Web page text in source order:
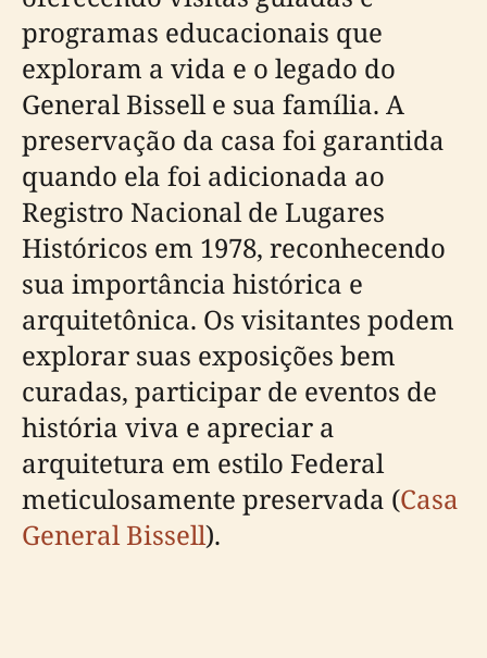
programas educacionais que
exploram a vida e o legado do
General Bissell e sua família. A
preservação da casa foi garantida
quando ela foi adicionada ao
Registro Nacional de Lugares
Históricos em 1978, reconhecendo
sua importância histórica e
arquitetônica. Os visitantes podem
explorar suas exposições bem
curadas, participar de eventos de
história viva e apreciar a
arquitetura em estilo Federal
meticulosamente preservada (Casa
General Bissell).